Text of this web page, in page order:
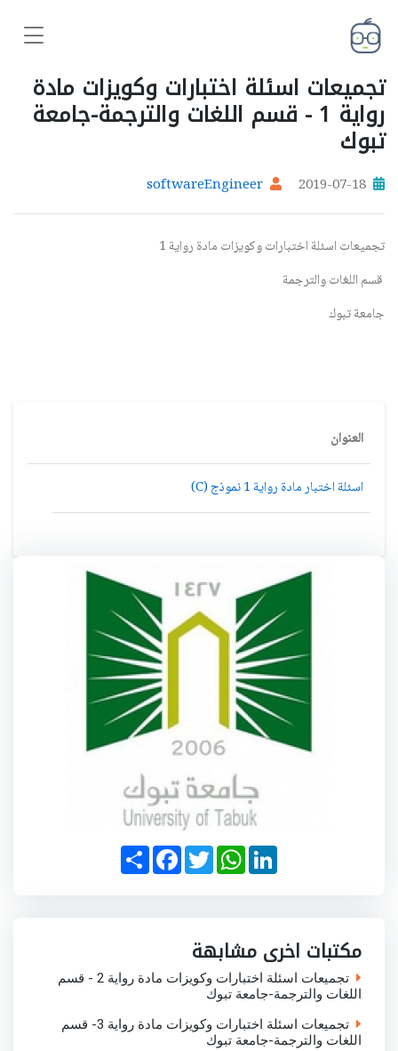
تجميعات اسئلة اختبارات وكويزات مادة
رواية 1 - قسم اللغات والترجمة-جامعة
تبوك
2019-07-18
softwareEngineer
تجميعات اسئلة اختبارات وكويزات مادة رواية 1
قسم اللغات والترجمة
جامعة تبوك
العنوان
اسئلة اختبار مادة رواية 1 نموذج (C)
S
h
a
F
a
c
T
w
i
W
h
a
p
p
L
i
n
n
مكتبات اخرى مشابهة
تجميعات اسئلة اختبارات وكويزات مادة رواية 2 - قسم
اللغات والترجمة-جامعة تبوك
تجميعات اسئلة اختبارات وكويزات مادة رواية 3- قسم
اللغات والترجمة-جامعة تبوك